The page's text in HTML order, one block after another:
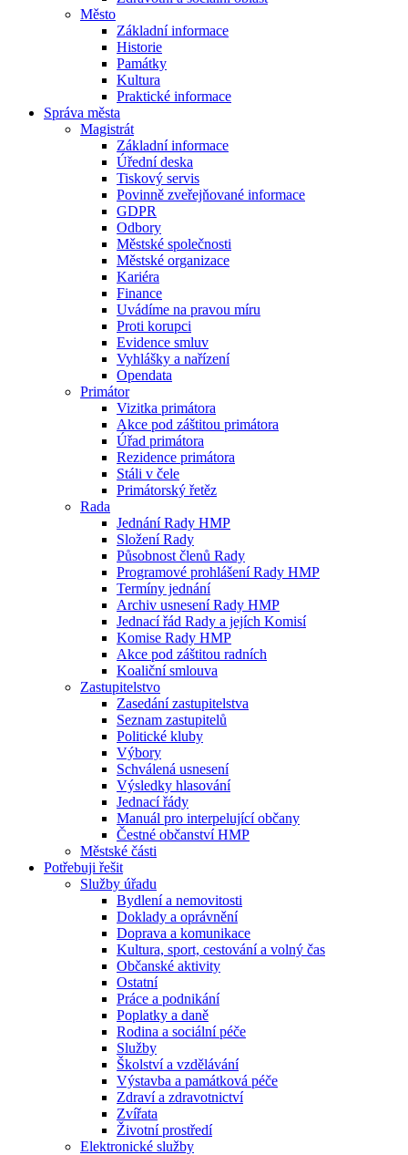
Město
Základní informace
Historie
Památky
Kultura
Praktické informace
Správa města
Magistrát
Základní informace
Úřední deska
Tiskový servis
Povinně zveřejňované informace
GDPR
Odbory
Městské společnosti
Městské organizace
Kariéra
Finance
Uvádíme na pravou míru
Proti korupci
Evidence smluv
Vyhlášky a nařízení
Opendata
Primátor
Vizitka primátora
Akce pod záštitou primátora
Úřad primátora
Rezidence primátora
Stáli v čele
Primátorský řetěz
Rada
Jednání Rady HMP
Složení Rady
Působnost členů Rady
Programové prohlášení Rady HMP
Termíny jednání
Archiv usnesení Rady HMP
Jednací řád Rady a jejích Komisí
Komise Rady HMP
Akce pod záštitou radních
Koaliční smlouva
Zastupitelstvo
Zasedání zastupitelstva
Seznam zastupitelů
Politické kluby
Výbory
Schválená usnesení
Výsledky hlasování
Jednací řády
Manuál pro interpelující občany
Čestné občanství HMP
Městské části
Potřebuji řešit
Služby úřadu
Bydlení a nemovitosti
Doklady a oprávnění
Doprava a komunikace
Kultura, sport, cestování a volný čas
Občanské aktivity
Ostatní
Práce a podnikání
Poplatky a daně
Rodina a sociální péče
Služby
Školství a vzdělávání
Výstavba a památková péče
Zdraví a zdravotnictví
Zvířata
Životní prostředí
Elektronické služby